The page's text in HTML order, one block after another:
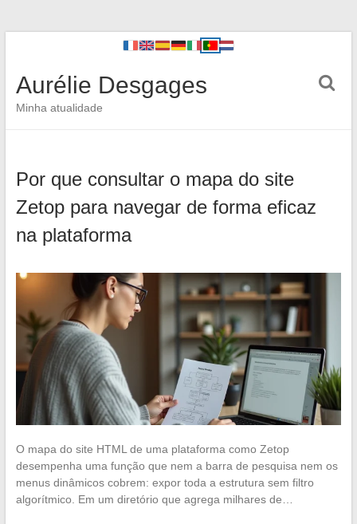
Aurélie Desgages
Minha atualidade
Por que consultar o mapa do site
Zetop para navegar de forma eficaz
na plataforma
O mapa do site HTML de uma plataforma como Zetop
desempenha uma função que nem a barra de pesquisa nem os
menus dinâmicos cobrem: expor toda a estrutura sem filtro
algorítmico. Em um diretório que agrega milhares de…